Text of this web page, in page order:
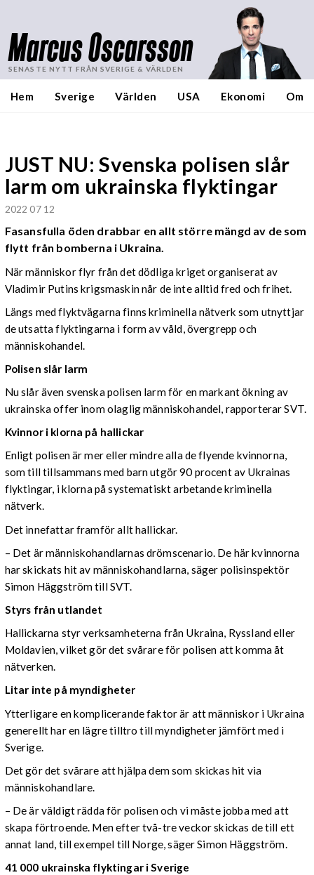
Marcus Oscarsson
SENASTE NYTT FRÅN SVERIGE & VÄRLDEN
Hem Sverige Världen USA Ekonomi Om
JUST NU: Svenska polisen slår
larm om ukrainska flyktingar
2022 07 12
Fasansfulla öden drabbar en allt större mängd av de som
flytt från bomberna i Ukraina.
När människor flyr från det dödliga kriget organiserat av
Vladimir Putins krigsmaskin når de inte alltid fred och frihet.
Längs med flyktvägarna finns kriminella nätverk som utnyttjar
de utsatta flyktingarna i form av våld, övergrepp och
människohandel.
Polisen slår larm
Nu slår även svenska polisen larm för en markant ökning av
ukrainska offer inom olaglig människohandel, rapporterar SVT.
Kvinnor i klorna på hallickar
Enligt polisen är mer eller mindre alla de flyende kvinnorna,
som till tillsammans med barn utgör 90 procent av Ukrainas
flyktingar, i klorna på systematiskt arbetande kriminella
nätverk.
Det innefattar framför allt hallickar.
– Det är människohandlarnas drömscenario. De här kvinnorna
har skickats hit av människohandlarna, säger polisinspektör
Simon Häggström till SVT.
Styrs från utlandet
Hallickarna styr verksamheterna från Ukraina, Ryssland eller
Moldavien, vilket gör det svårare för polisen att komma åt
nätverken.
Litar inte på myndigheter
Ytterligare en komplicerande faktor är att människor i Ukraina
generellt har en lägre tilltro till myndigheter jämfört med i
Sverige.
Det gör det svårare att hjälpa dem som skickas hit via
människohandlare.
– De är väldigt rädda för polisen och vi måste jobba med att
skapa förtroende. Men efter två-tre veckor skickas de till ett
annat land, till exempel till Norge, säger Simon Häggström.
41 000 ukrainska flyktingar i Sverige